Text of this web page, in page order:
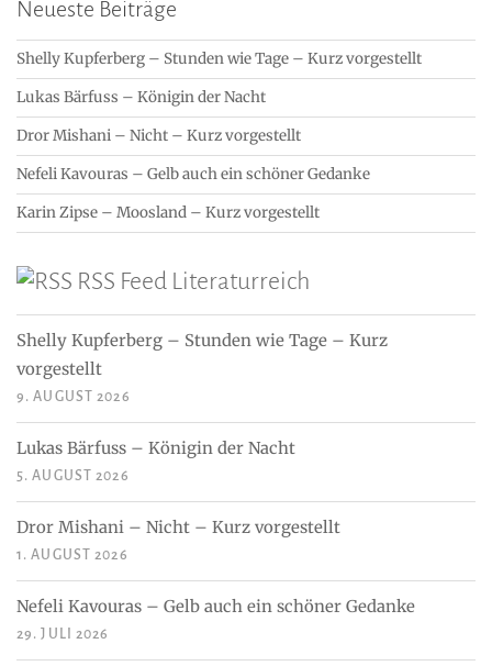
Neueste Beiträge
Shelly Kupferberg – Stunden wie Tage – Kurz vorgestellt
Lukas Bärfuss – Königin der Nacht
Dror Mishani – Nicht – Kurz vorgestellt
Nefeli Kavouras – Gelb auch ein schöner Gedanke
Karin Zipse – Moosland – Kurz vorgestellt
RSS Feed Literaturreich
Shelly Kupferberg – Stunden wie Tage – Kurz
vorgestellt
9. AUGUST 2026
Lukas Bärfuss – Königin der Nacht
5. AUGUST 2026
Dror Mishani – Nicht – Kurz vorgestellt
1. AUGUST 2026
Nefeli Kavouras – Gelb auch ein schöner Gedanke
29. JULI 2026